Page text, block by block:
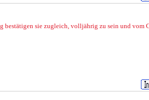
sie zugleich, volljährig zu sein und vom